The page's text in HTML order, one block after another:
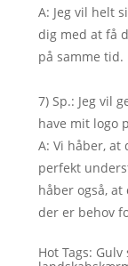
A: Jeg vil helt
dig med at få
på samme tid.
7) Sp.: Jeg vil
have mit logo
A: Vi håber, at
perfekt
håber også, at
der er behov
Hot Tags: